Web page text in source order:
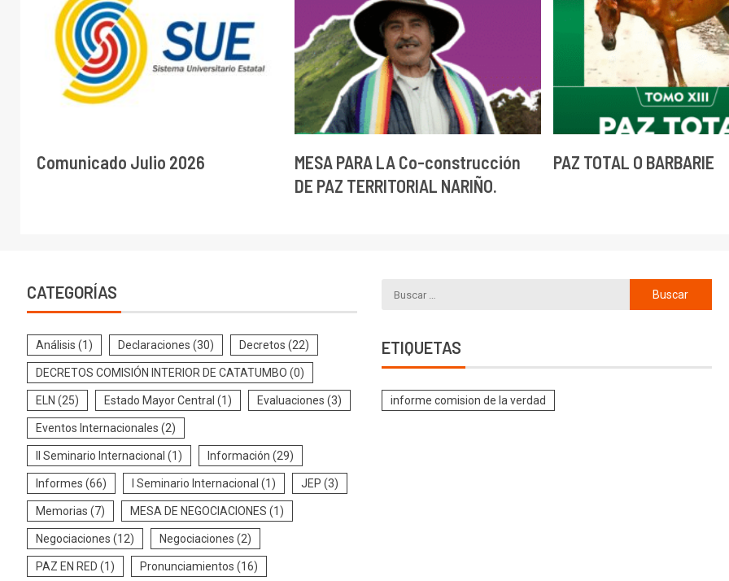
Comunicado Julio 2026
MESA PARA LA Co-construcción
DE PAZ TERRITORIAL NARIÑO.
PAZ TOTAL O BARBARIE
CATEGORÍAS
Análisis (1) Declaraciones (30) Decretos (22)
DECRETOS COMISIÓN INTERIOR DE CATATUMBO (0)
ELN (25) Estado Mayor Central (1) Evaluaciones (3)
Eventos Internacionales (2)
II Seminario Internacional (1) Información (29)
Informes (66) I Seminario Internacional (1) JEP (3)
Memorias (7) MESA DE NEGOCIACIONES (1)
Negociaciones (12) Negociaciones (2)
PAZ EN RED (1) Pronunciamientos (16)
ETIQUETAS
informe comision de la verdad